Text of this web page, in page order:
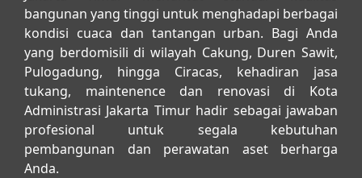
bangunan yang tinggi untuk menghadapi berbagai
kondisi cuaca dan tantangan urban. Bagi Anda
yang berdomisili di wilayah Cakung, Duren Sawit,
Pulogadung, hingga Ciracas, kehadiran jasa
tukang, maintenence dan renovasi di Kota
Administrasi Jakarta Timurhadir sebagai jawaban
profesional untuk segala kebutuhan
pembangunan dan perawatan aset berharga
Anda.